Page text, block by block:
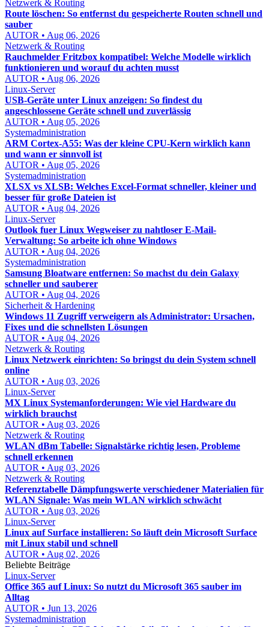
Netzwerk & Routing
Route löschen: So entfernst du gespeicherte Routen schnell und
sauber
AUTOR • Aug 06, 2026
Netzwerk & Routing
Rauchmelder Fritzbox kompatibel: Welche Modelle wirklich
funktionieren und worauf du achten musst
AUTOR • Aug 06, 2026
Linux-Server
USB-Geräte unter Linux anzeigen: So findest du
angeschlossene Geräte schnell und zuverlässig
AUTOR • Aug 05, 2026
Systemadministration
ARM Cortex-A55: Was der kleine CPU-Kern wirklich kann
und wann er sinnvoll ist
AUTOR • Aug 05, 2026
Systemadministration
XLSX vs XLSB: Welches Excel-Format schneller, kleiner und
besser für große Dateien ist
AUTOR • Aug 04, 2026
Linux-Server
Outlook fuer Linux Wegweiser zu nahtloser E-Mail-
Verwaltung: So arbeite ich ohne Windows
AUTOR • Aug 04, 2026
Systemadministration
Samsung Bloatware entfernen: So machst du dein Galaxy
schneller und sauberer
AUTOR • Aug 04, 2026
Sicherheit & Hardening
Windows 11 Zugriff verweigern als Administrator: Ursachen,
Fixes und die schnellsten Lösungen
AUTOR • Aug 04, 2026
Netzwerk & Routing
Linux Netzwerk einrichten: So bringst du dein System schnell
online
AUTOR • Aug 03, 2026
Linux-Server
MX Linux Systemanforderungen: Wie viel Hardware du
wirklich brauchst
AUTOR • Aug 03, 2026
Netzwerk & Routing
WLAN dBm Tabelle: Signalstärke richtig lesen, Probleme
schnell erkennen
AUTOR • Aug 03, 2026
Netzwerk & Routing
Referenztabelle Dämpfungswerte verschiedener Materialien für
WLAN Signale: Was mein WLAN wirklich schwächt
AUTOR • Aug 03, 2026
Linux-Server
Linux auf Surface installieren: So läuft dein Microsoft Surface
mit Linux stabil und schnell
AUTOR • Aug 02, 2026
Beliebte Beiträge
Linux-Server
Office 365 auf Linux: So nutzt du Microsoft 365 sauber im
Alltag
AUTOR • Jun 13, 2026
Systemadministration